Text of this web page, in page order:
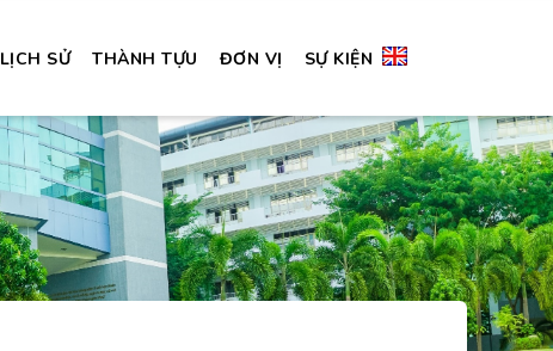
LỊCH SỬ THÀNH TỰU ĐƠN VỊ SỰ KIỆN